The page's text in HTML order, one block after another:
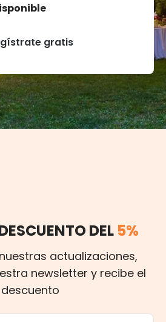
gratis
DEL 5%
actualizaciones,
newsletter y recibe el
descuento